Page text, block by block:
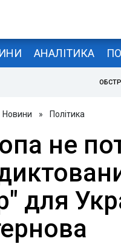
АНАЛІТИКА
Новини » Політика
не
для